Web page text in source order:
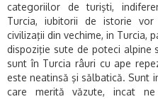
categoriilor de turişti,
Turcia, iubitorii de istorie
civilizaţii din vechime, in Turcia,
dispoziţie sute de poteci alpine
sunt în Turcia râuri cu ape
este neatinsă şi sălbatică. Sunt
care merită văzute, incat